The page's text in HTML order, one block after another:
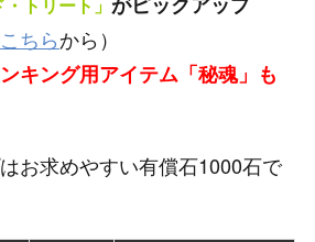
こちらから）
キング用アイテム「秘魂」も
お求めやすい有償石1000石で